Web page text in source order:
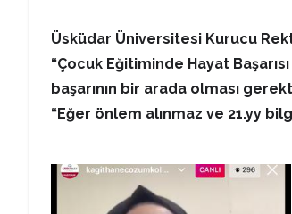
Üsküdar Üniversitesi Kurucu
“Çocuk Eğitiminde Hayat
başarının bir arada olması
“Eğer önlem alınmaz ve 21.yy